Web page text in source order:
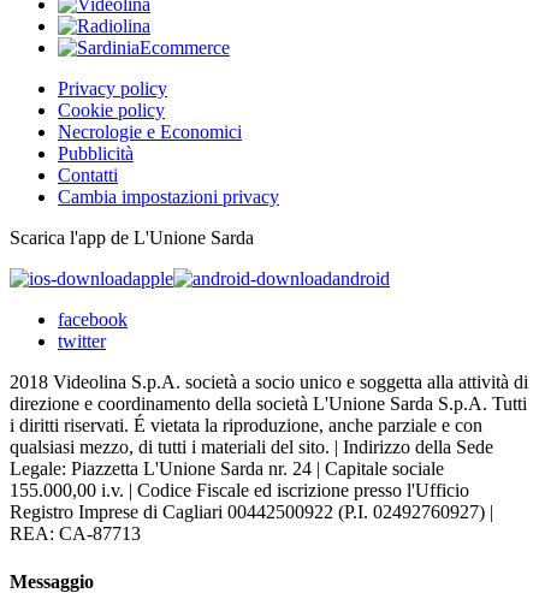
Privacy policy
Cookie policy
Necrologie e Economici
Pubblicità
Contatti
Cambia impostazioni privacy
Scarica l'app de L'Unione Sarda
apple
android
facebook
twitter
2018 Videolina S.p.A. società a socio unico e soggetta alla attività di
direzione e coordinamento della società L'Unione Sarda S.p.A. Tutti
i diritti riservati. É vietata la riproduzione, anche parziale e con
qualsiasi mezzo, di tutti i materiali del sito. | Indirizzo della Sede
Legale: Piazzetta L'Unione Sarda nr. 24 | Capitale sociale
155.000,00 i.v. | Codice Fiscale ed iscrizione presso l'Ufficio
Registro Imprese di Cagliari 00442500922 (P.I. 02492760927) |
REA: CA-87713
Messaggio